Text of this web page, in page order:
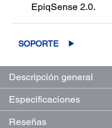
EpiqSense 2.0.
SOPORTE
Descripción general
Especificaciones
Reseñas